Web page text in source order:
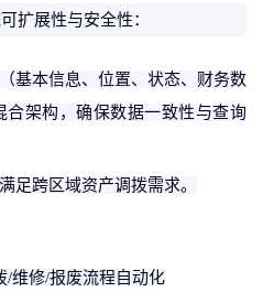
扩展性与安全性：
基本信息、位置、状态、财务数
合架构，确保数据一致性与查询
足跨区域资产调拨需求。
/维修/报废流程自动化